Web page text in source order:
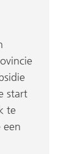
start
te
een